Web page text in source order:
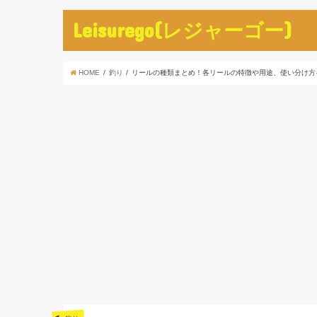
Leisurego(レジャーゴー)
HOME 釣り リールの種類まとめ！各リールの特徴や用途、使い分け方